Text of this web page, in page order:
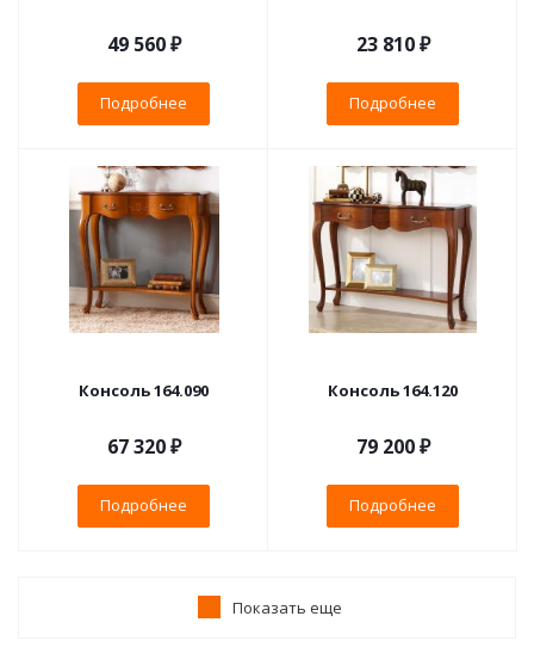
49 560 ₽
Подробнее
23 810 ₽
Подробнее
Консоль 164.090
67 320 ₽
Подробнее
Консоль 164.120
79 200 ₽
Подробнее
Показать еще